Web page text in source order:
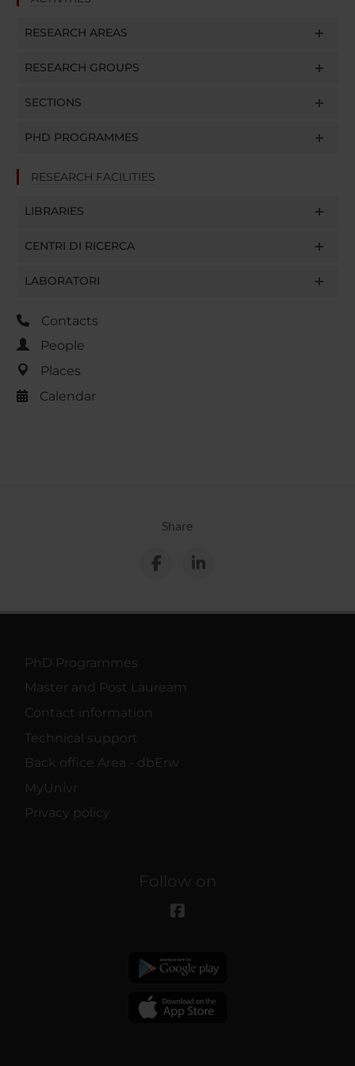
RESEARCH AREAS
RESEARCH GROUPS
SECTIONS
PHD PROGRAMMES
RESEARCH FACILITIES
LIBRARIES
CENTRI DI RICERCA
LABORATORI
Contacts
People
Places
Calendar
Share
PhD Programmes
Master and Post Lauream
Contact information
Technical support
Back office Area - dbErw
MyUnivr
Privacy policy
Follow on